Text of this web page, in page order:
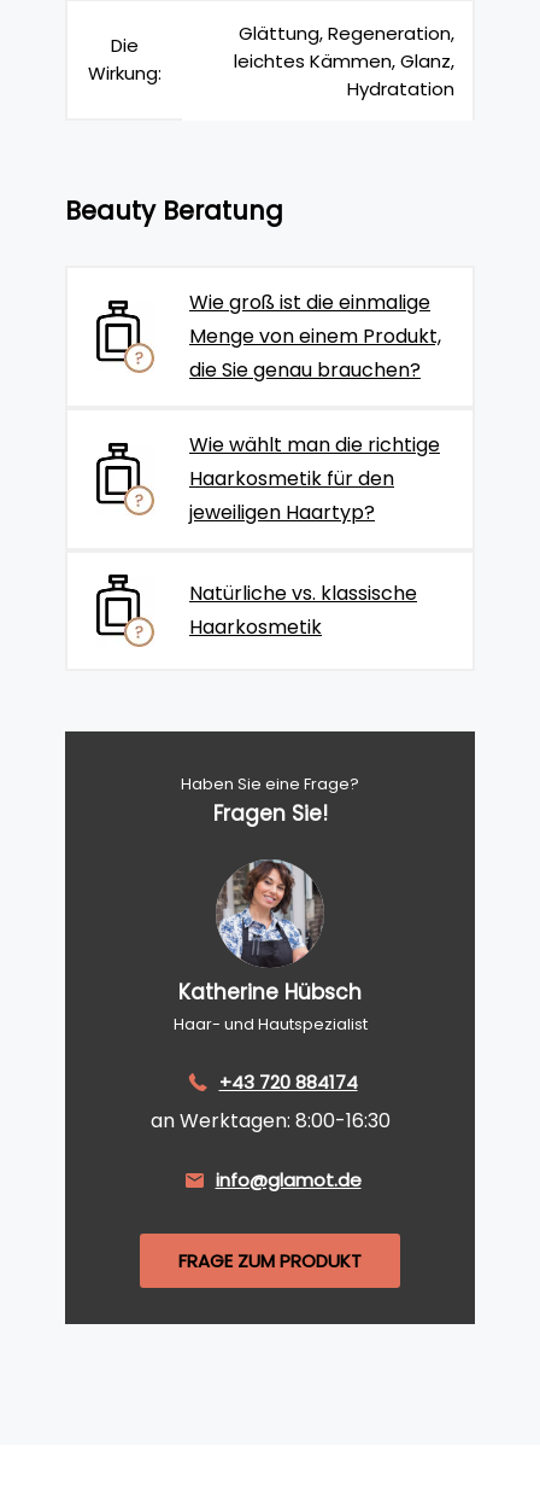
Die
Wirkung:
Glättung, Regeneration,
leichtes Kämmen, Glanz,
Hydratation
Beauty Beratung
Wie groß ist die einmalige
Menge von einem Produkt,
die Sie genau brauchen?
Wie wählt man die richtige
Haarkosmetik für den
jeweiligen Haartyp?
Natürliche vs. klassische
Haarkosmetik
Haben Sie eine Frage?
Fragen Sie!
Katherine Hübsch
Haar- und Hautspezialist
+43 720 884174
an Werktagen: 8:00-16:30
info@glamot.de
FRAGE ZUM PRODUKT